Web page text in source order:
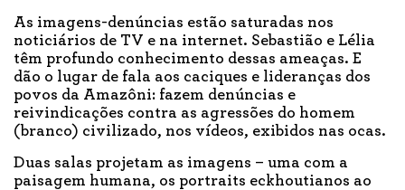
As imagens-denúncias estão saturadas nos
noticiários de TV e na internet. Sebastião e Lélia
têm profundo conhecimento dessas ameaças. E
dão o lugar de fala aos caciques e lideranças dos
povos da Amazôni: fazem denúncias e
reivindicações contra as agressões do homem
(branco) civilizado, nos vídeos, exibidos nas ocas.
Duas salas projetam as imagens – uma com a
paisagem humana, os portraits eckhoutianos ao